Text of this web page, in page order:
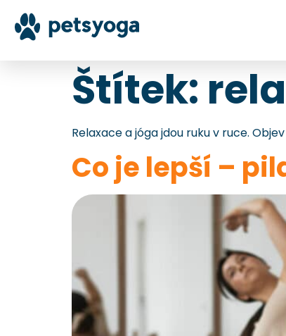
Štítek:
Relaxace a jóga jdou ruku v ruce.
Co je lepší –